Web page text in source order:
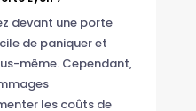
devant une porte
de paniquer et
même. Cependant,
les coûts de